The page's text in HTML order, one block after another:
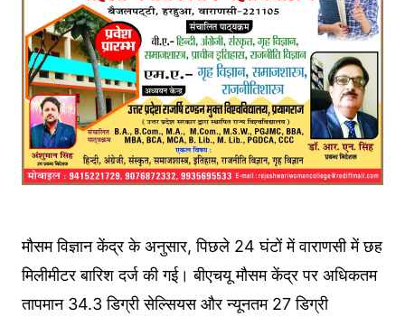
मौसम विज्ञान केंद्र के अनुसार, पिछले 24 घंटों में वाराणसी में छह
मिलीमीटर बारिश दर्ज की गई। बीएचयू मौसम केंद्र पर अधिकतम
तापमान 34.3 डिग्री सेल्सियस और न्यूनतम 27 डिग्री